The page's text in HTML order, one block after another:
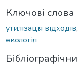
Ключові слова
утилізація відходів,
екологія